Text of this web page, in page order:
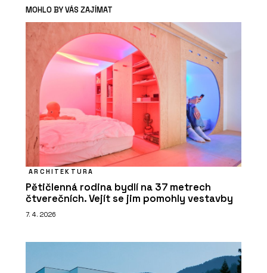
MOHLO BY VÁS ZAJÍMAT
ARCHITEKTURA
Pětičlenná rodina bydlí na 37 metrech
čtverečních. Vejít se jim pomohly vestavby
7. 4. 2026